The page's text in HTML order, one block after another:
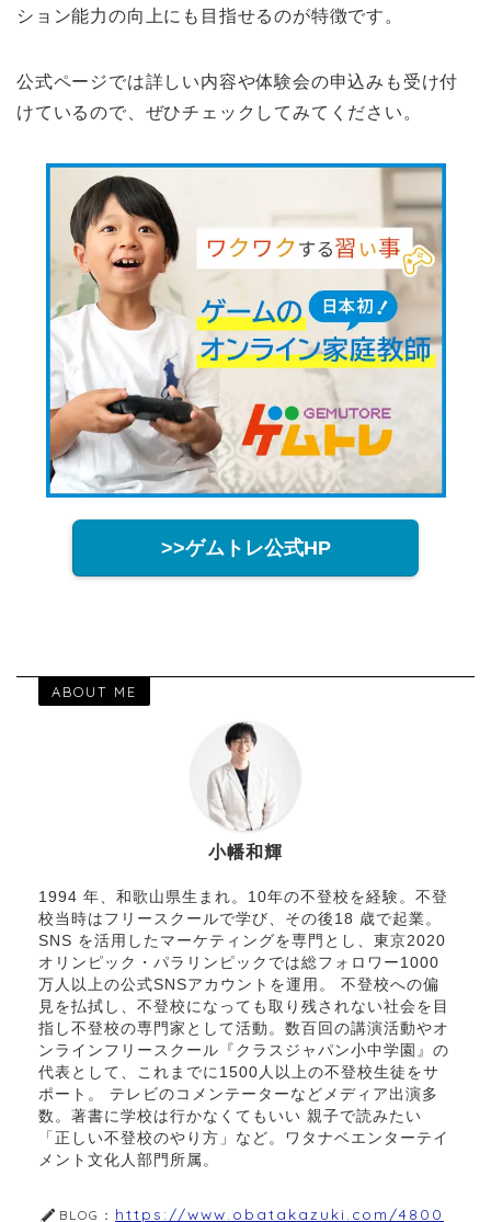
ション能力の向上にも目指せるのが特徴です。
公式ページでは詳しい内容や体験会の申込みも受け付
けているので、ぜひチェックしてみてください。
>>ゲムトレ公式HP
ABOUT ME
小幡和輝
1994 年、和歌山県生まれ。10年の不登校を経験。不登
校当時はフリースクールで学び、その後18 歳で起業。
SNS を活用したマーケティングを専門とし、東京2020
オリンピック・パラリンピックでは総フォロワー1000
万人以上の公式SNSアカウントを運用。 不登校への偏
見を払拭し、不登校になっても取り残されない社会を目
指し不登校の専門家として活動。数百回の講演活動やオ
ンラインフリースクール『クラスジャパン小中学園』の
代表として、これまでに1500人以上の不登校生徒をサ
ポート。 テレビのコメンテーターなどメディア出演多
数。著書に学校は行かなくてもいい 親子で読みたい
「正しい不登校のやり方」など。ワタナベエンターテイ
メント文化人部門所属。
BLOG： https://www.obatakazuki.com/4800